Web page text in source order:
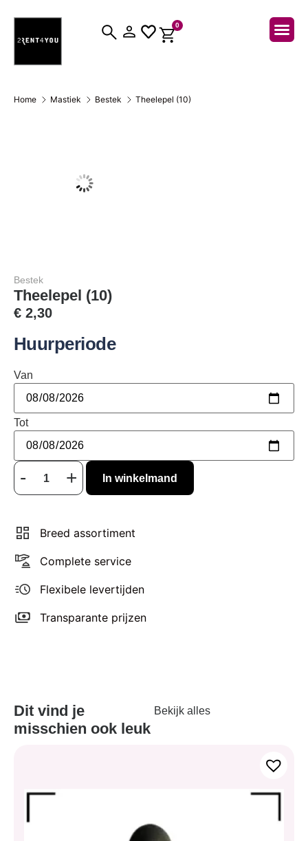
0
Home Mastiek Bestek Theelepel (10)
Bestek
Theelepel (10)
€ 2,30
Huurperiode
Van
Tot
In winkelmand
Breed assortiment
Complete service
Flexibele levertijden
Transparante prijzen
Dit vind je
misschien ook leuk
Bekijk alles